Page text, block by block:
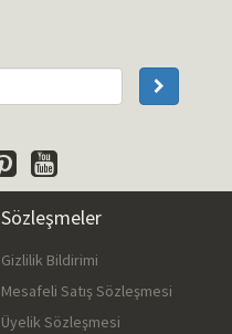
Sözleşmeler
Gizlilik Bildirimi
Mesafeli Satış Sözleşmesi
Üyelik Sözleşmesi